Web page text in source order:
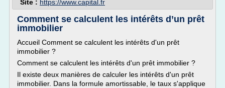
Site : https://www.capital.fr
Comment se calculent les intérêts d’un prêt
immobilier
Accueil Comment se calculent les intérêts d'un prêt
immobilier ?
Comment se calculent les intérêts d'un prêt immobilier ?
Il existe deux manières de calculer les intérêts d'un prêt
immobilier. Dans la formule amortissable, le taux s'applique